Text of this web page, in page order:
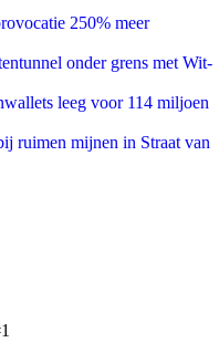
250% meer
onder grens met Wit-
leeg voor 114 miljoen
ruimen mijnen in Straat van